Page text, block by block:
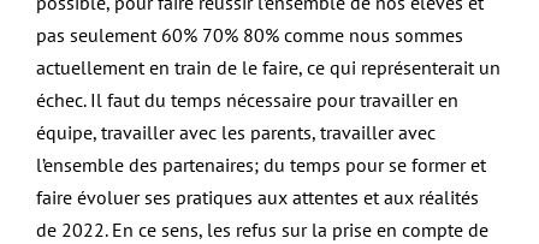
pas seulement 60% 70% 80% comme nous sommes
actuellement en train de le faire, ce qui représenterait un
échec. Il faut du temps nécessaire pour travailler en
équipe, travailler avec les parents, travailler avec
l’ensemble des partenaires; du temps pour se former et
faire évoluer ses pratiques aux attentes et aux réalités
de 2022. En ce sens, les refus sur la prise en compte de